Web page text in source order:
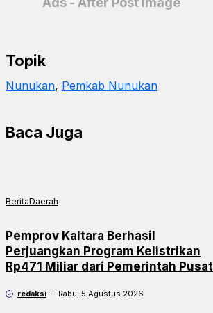
Topik
Nunukan, Pemkab Nunukan
Baca Juga
BeritaDaerah
Pemprov Kaltara Berhasil
Perjuangkan Program Kelistrikan
Rp471 Miliar dari Pemerintah Pusat
redaksi Rabu, 5 Agustus 2026